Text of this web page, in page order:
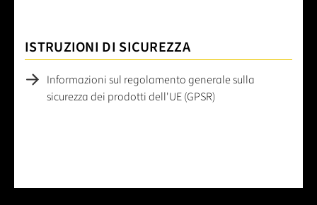
ISTRUZIONI DI SICUREZZA
Informazioni sul regolamento generale sulla
sicurezza dei prodotti dell'UE (GPSR)